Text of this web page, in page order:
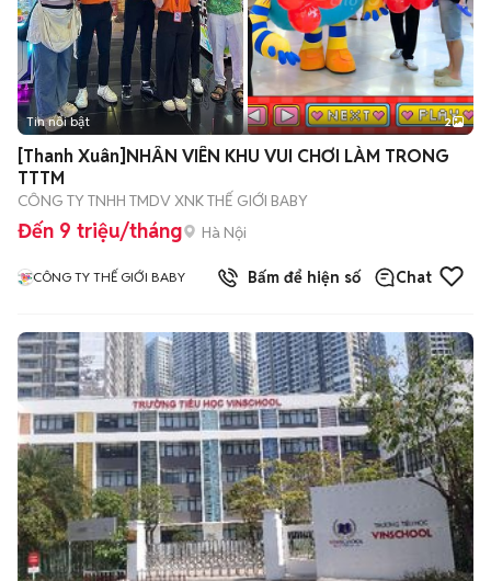
Tin nổi bật 2
[Thanh Xuân]NHÂN VIÊN KHU VUI CHƠI LÀM TRONG
TTTM
CÔNG TY TNHH TMDV XNK THẾ GIỚI BABY
Đến 9 triệu/tháng Hà Nội
CÔNG TY THẾ GIỚI BABY Bấm để hiện số Chat